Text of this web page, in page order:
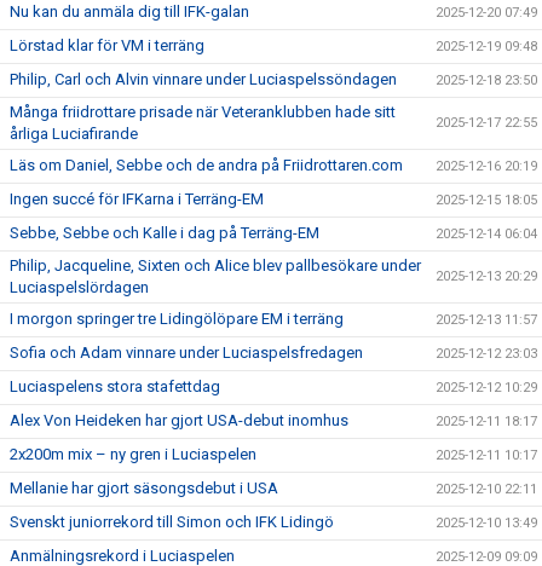
Nu kan du anmäla dig till IFK-galan 2025-12-20 07:49
Lörstad klar för VM i terräng 2025-12-19 09:48
Philip, Carl och Alvin vinnare under Luciaspelssöndagen 2025-12-18 23:50
Många friidrottare prisade när Veteranklubben hade sitt
årliga Luciafirande
2025-12-17 22:55
Läs om Daniel, Sebbe och de andra på Friidrottaren.com 2025-12-16 20:19
Ingen succé för IFKarna i Terräng-EM 2025-12-15 18:05
Sebbe, Sebbe och Kalle i dag på Terräng-EM 2025-12-14 06:04
Philip, Jacqueline, Sixten och Alice blev pallbesökare under
Luciaspelslördagen
2025-12-13 20:29
I morgon springer tre Lidingölöpare EM i terräng 2025-12-13 11:57
Sofia och Adam vinnare under Luciaspelsfredagen 2025-12-12 23:03
Luciaspelens stora stafettdag 2025-12-12 10:29
Alex Von Heideken har gjort USA-debut inomhus 2025-12-11 18:17
2x200m mix – ny gren i Luciaspelen 2025-12-11 10:17
Mellanie har gjort säsongsdebut i USA 2025-12-10 22:11
Svenskt juniorrekord till Simon och IFK Lidingö 2025-12-10 13:49
Anmälningsrekord i Luciaspelen 2025-12-09 09:09